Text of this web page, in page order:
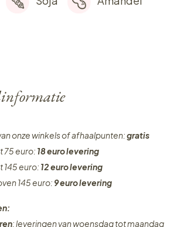
onze winkels of afhaalpunten:gratis
75 euro: 18 euro levering
145 euro: 12 euro levering
145 euro: 9 euro levering
: leveringen van woensdag tot maandag